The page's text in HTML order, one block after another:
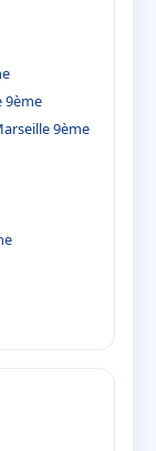
9ème
9ème